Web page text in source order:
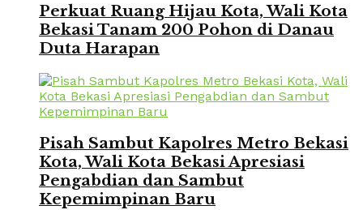
Perkuat Ruang Hijau Kota, Wali Kota
Bekasi Tanam 200 Pohon di Danau
Duta Harapan
Pisah Sambut Kapolres Metro Bekasi
Kota, Wali Kota Bekasi Apresiasi
Pengabdian dan Sambut
Kepemimpinan Baru